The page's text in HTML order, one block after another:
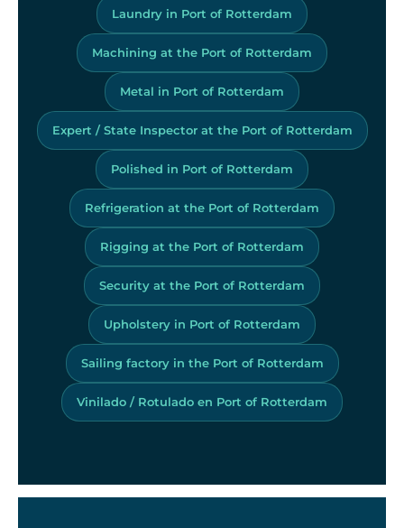
Laundry in Port of Rotterdam
Machining at the Port of Rotterdam
Metal in Port of Rotterdam
Expert / State Inspector at the Port of Rotterdam
Polished in Port of Rotterdam
Refrigeration at the Port of Rotterdam
Rigging at the Port of Rotterdam
Security at the Port of Rotterdam
Upholstery in Port of Rotterdam
Sailing factory in the Port of Rotterdam
Vinilado / Rotulado en Port of Rotterdam